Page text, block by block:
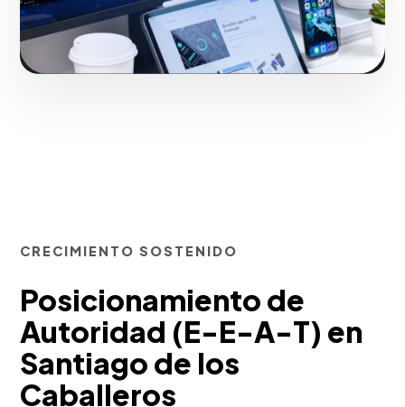
CRECIMIENTO SOSTENIDO
Posicionamiento de
Autoridad (E-E-A-T) en
Santiago de los
Caballeros